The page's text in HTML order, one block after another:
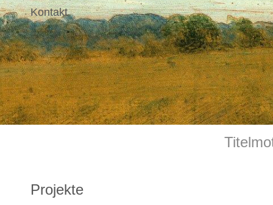
Kontakt
Projekte